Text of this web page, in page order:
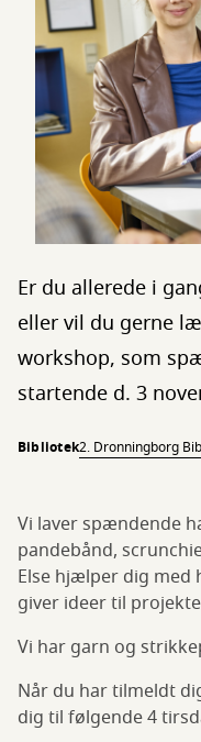
Er du allerede i
eller vil du gerne
workshop, som
startende d. 3
Bibliotek2. Dronningborg
Vi laver spændende
pandebånd,
Else hjælper dig med
giver ideer til
Vi har garn og
Når du har tilmeldt
dig til følgende 4